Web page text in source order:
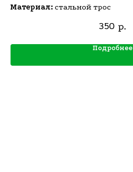
Материал: стальной трос
350 р.
Подробнее